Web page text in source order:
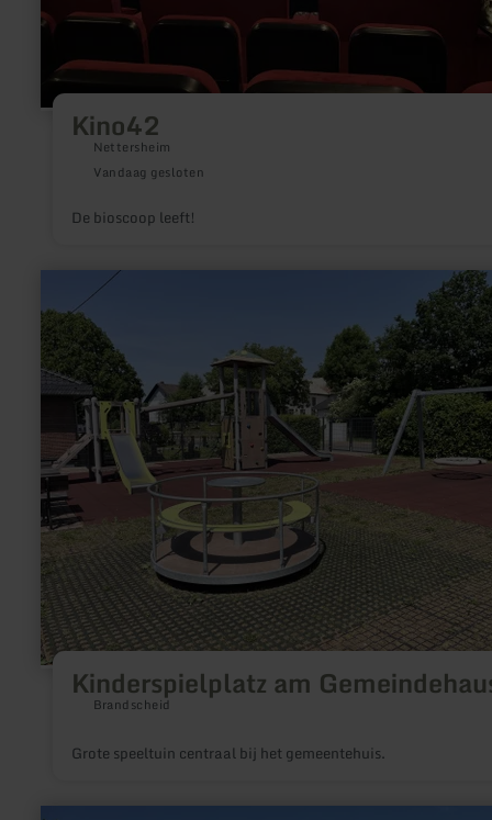
Kino42
Nettersheim
Vandaag gesloten
De bioscoop leeft!
Kinderspielplatz am
Brandscheid
Grote speeltuin centraal bij het gemeentehuis.
informatie
over:
Kinderspielplatz
am
Gemeindehaus